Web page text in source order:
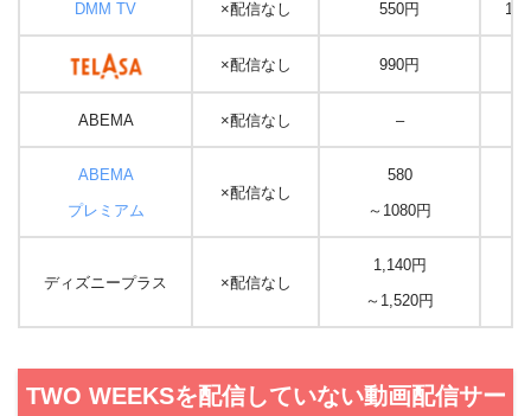
DMM TV ×配信なし 550円 14
×配信なし 990円
ABEMA ×配信なし –
ABEMA
プレミアム
×配信なし
580
～1080円
ディズニープラス ×配信なし
1,140円
～1,520円
TWO WEEKSを配信していない動画配信サー